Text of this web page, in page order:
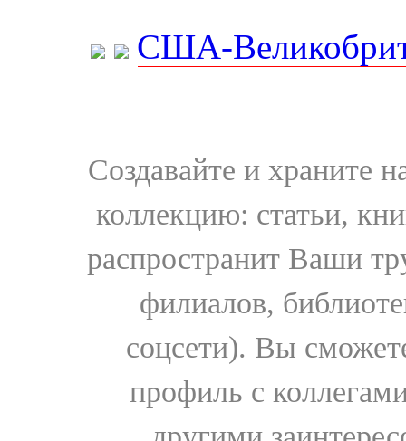
США-
Создавайте и храните
коллекцию: статьи,
распространит Ваши
филиалов,
соцсети). Вы
профиль с